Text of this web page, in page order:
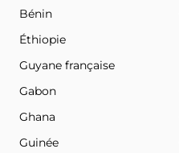
Bénin
Éthiopie
Guyane française
Gabon
Ghana
Guinée